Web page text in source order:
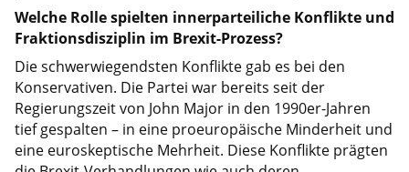
Welche Rolle spielten innerparteiliche Konflikte und
Fraktionsdisziplin im Brexit-Prozess?
Die schwerwiegendsten Konflikte gab es bei den
Konservativen. Die Partei war bereits seit der
Regierungszeit von John Major in den 1990er-Jahren
tief gespalten – in eine proeuropäische Minderheit und
eine euroskeptische Mehrheit. Diese Konflikte prägten